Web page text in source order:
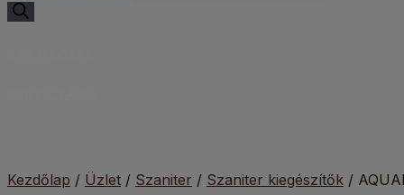
Kezdőlap / Üzlet / Szaniter / Szaniter kiegészítők /